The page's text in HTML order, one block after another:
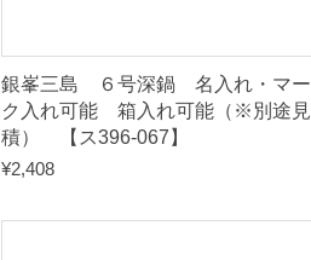
見
積
）
銀峯三島 ６号深鍋 名入れ・マー
ク入れ可能 箱入れ可能（※別途見
積） 【ス396-067】
¥2,408